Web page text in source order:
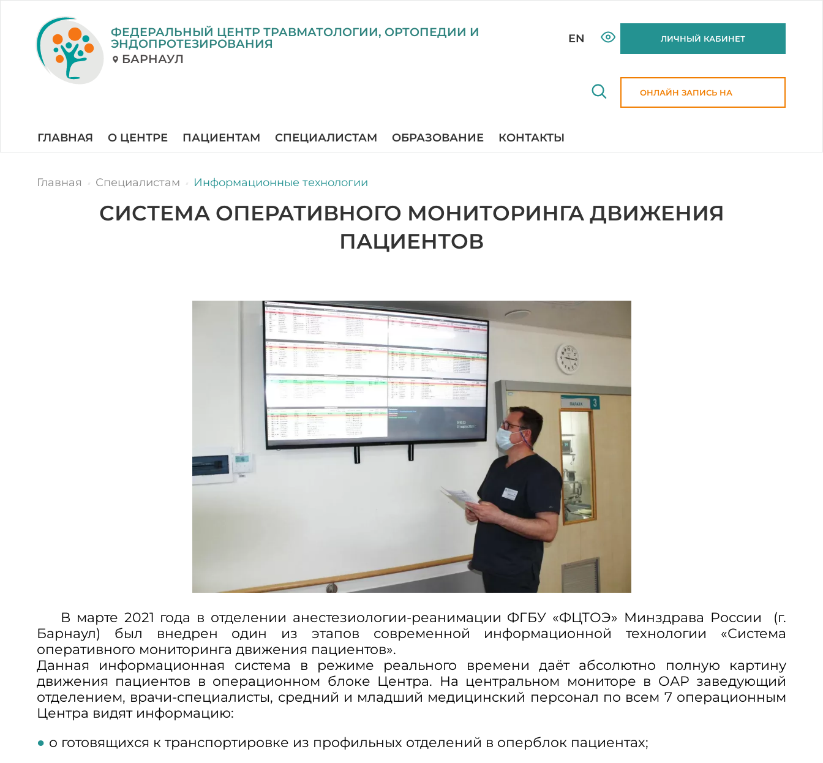
ФЕДЕРАЛЬНЫЙ ЦЕНТР ТРАВМАТОЛОГИИ, ОРТОПЕДИИ И
ЭНДОПРОТЕЗИРОВАНИЯ
БАРНАУЛ
EN ЛИЧНЫЙ КАБИНЕТ
ОНЛАЙН ЗАПИСЬ НА
ГЛАВНАЯ О ЦЕНТРЕ ПАЦИЕНТАМ СПЕЦИАЛИСТАМ ОБРАЗОВАНИЕ КОНТАКТЫ
Главная Специалистам Информационные технологии
СИСТЕМА ОПЕРАТИВНОГО МОНИТОРИНГА ДВИЖЕНИЯ
ПАЦИЕНТОВ
В марте 2021 года в отделении анестезиологии-реанимации ФГБУ «ФЦТОЭ» Минздрава России (г.
Барнаул) был внедрен один из этапов современной информационной технологии «Система
оперативного мониторинга движения пациентов».
Данная информационная система в режиме реального времени даёт абсолютно полную картину
движения пациентов в операционном блоке Центра. На центральном мониторе в ОАР заведующий
отделением, врачи-специалисты, средний и младший медицинский персонал по всем 7 операционным
Центра видят информацию:
о готовящихся к транспортировке из профильных отделений в оперблок пациентах;